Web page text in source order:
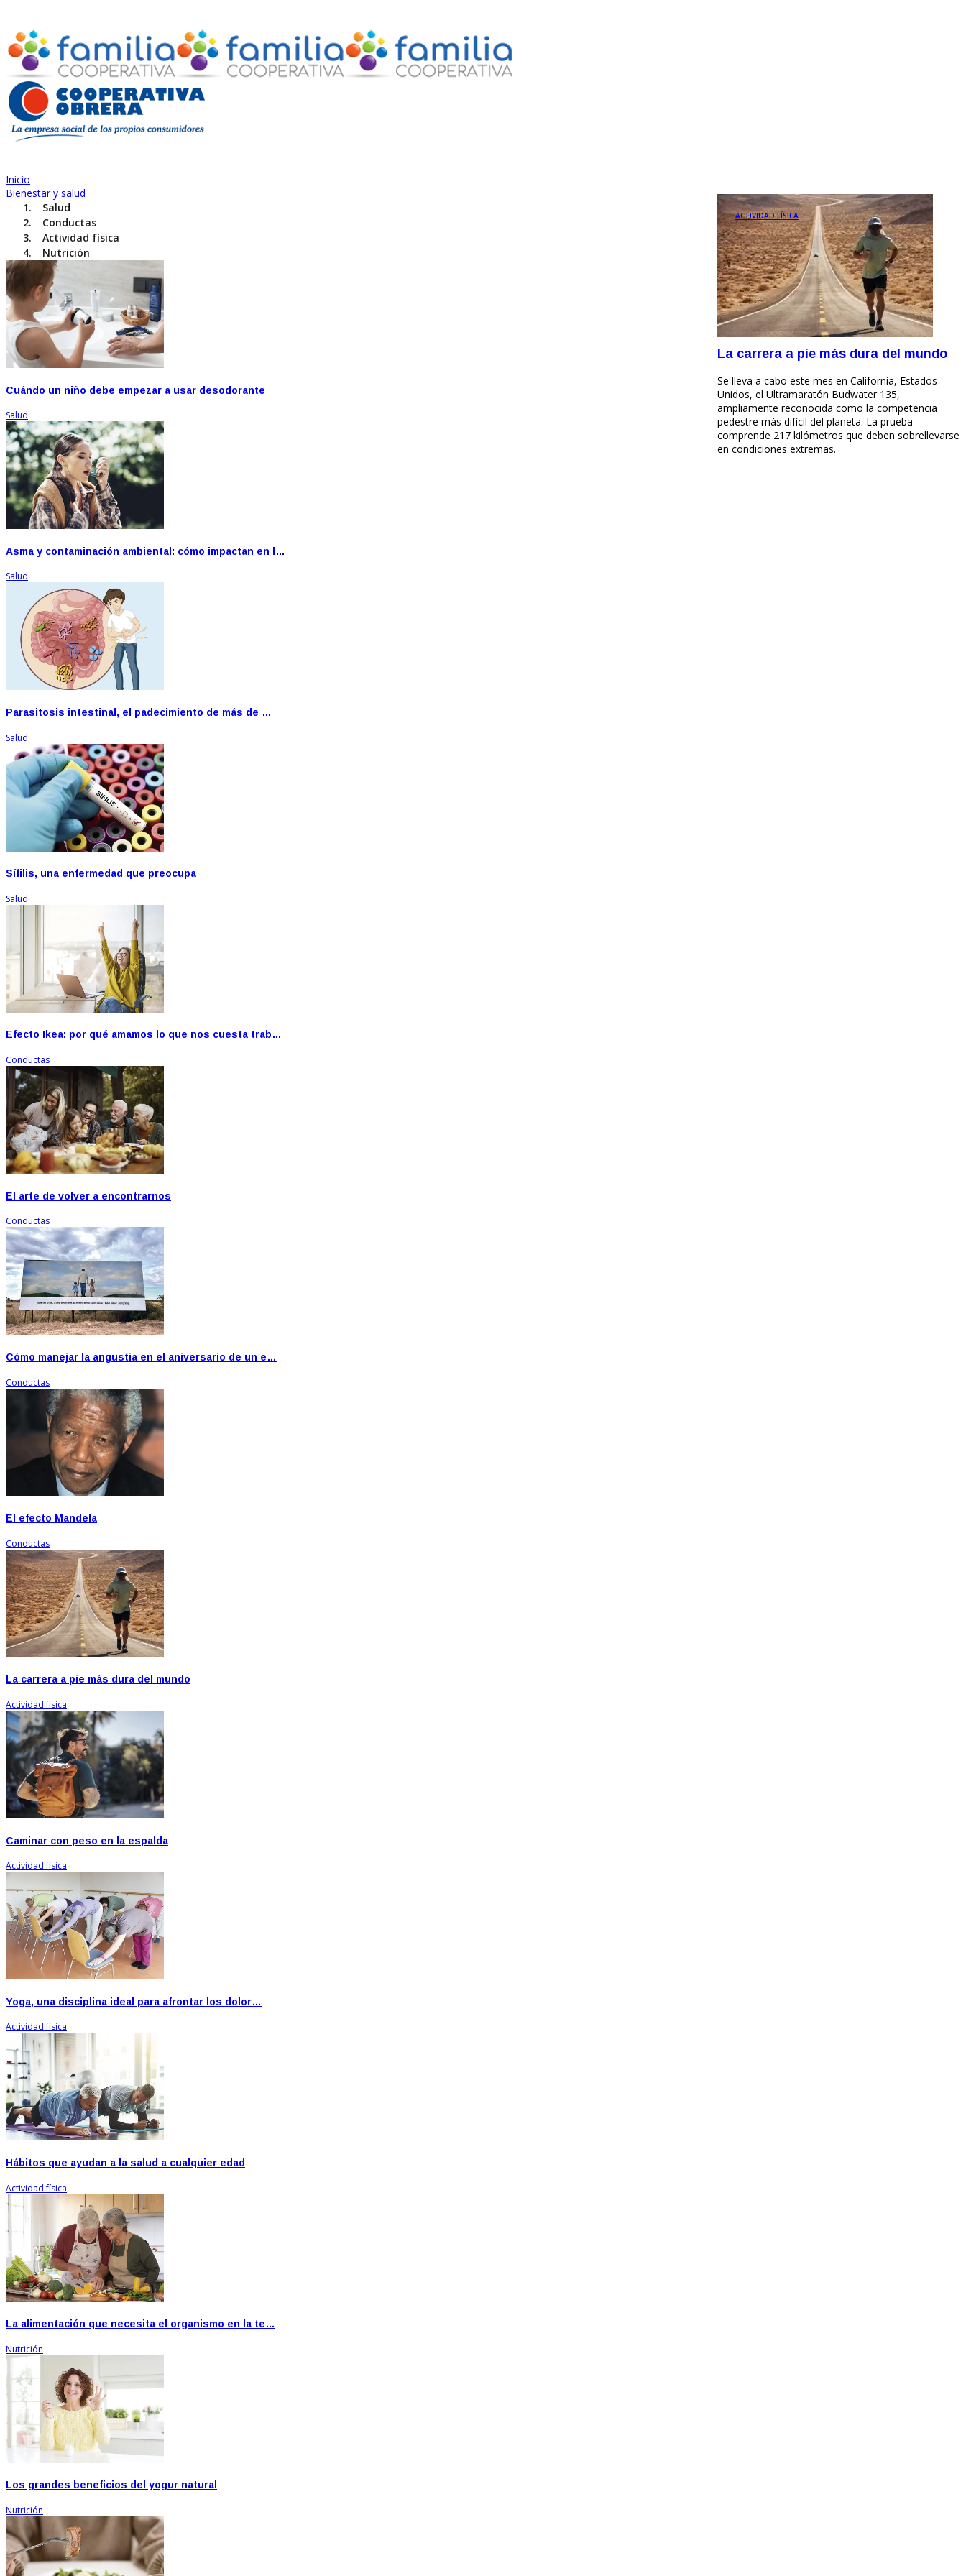
Inicio
Bienestar y salud
Salud
Conductas
Actividad física
Nutrición
Cuándo un niño debe empezar a usar desodorante
Salud
Asma y contaminación ambiental: cómo impactan en l…
Salud
Parasitosis intestinal, el padecimiento de más de …
Salud
Sífilis, una enfermedad que preocupa
Salud
Efecto Ikea: por qué amamos lo que nos cuesta trab…
Conductas
El arte de volver a encontrarnos
Conductas
Cómo manejar la angustia en el aniversario de un e…
Conductas
El efecto Mandela
Conductas
La carrera a pie más dura del mundo
Actividad física
Caminar con peso en la espalda
Actividad física
Yoga, una disciplina ideal para afrontar los dolor…
Actividad física
Hábitos que ayudan a la salud a cualquier edad
Actividad física
La alimentación que necesita el organismo en la te…
Nutrición
Los grandes beneficios del yogur natural
Nutrición
ACTIVIDAD FÍSICA
La carrera a pie más dura del mundo
Se lleva a cabo este mes en California, Estados
Unidos, el Ultramaratón Budwater 135,
ampliamente reconocida como la competencia
pedestre más difícil del planeta. La prueba
comprende 217 kilómetros que deben sobrellevarse
en condiciones extremas.